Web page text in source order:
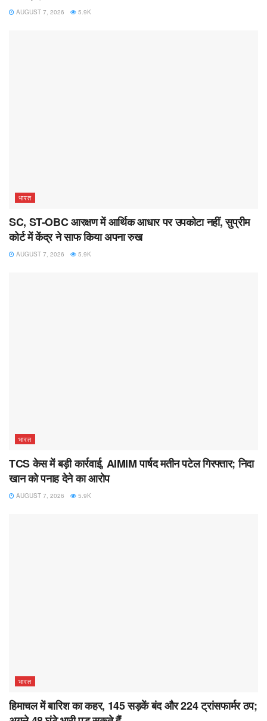
AUGUST 7, 2026 5.9K
भारत
SC, ST-OBC आरक्षण में आर्थिक आधार पर उपकोटा नहीं, सुप्रीम
कोर्ट में केंद्र ने साफ किया अपना रुख
AUGUST 7, 2026 5.9K
भारत
TCS केस में बड़ी कार्रवाई, AIMIM पार्षद मतीन पटेल गिरफ्तार; निदा
खान को पनाह देने का आरोप
AUGUST 7, 2026 5.9K
भारत
हिमाचल में बारिश का कहर, 145 सड़कें बंद और 224 ट्रांसफार्मर ठप;